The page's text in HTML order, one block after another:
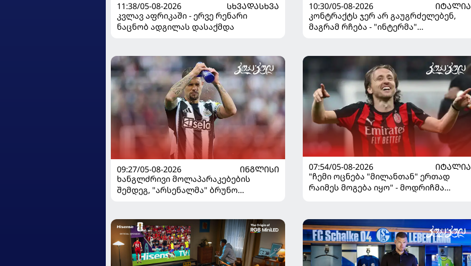
11:38/05-08-2026
ᲡᲮᲕᲐᲓᲐᲡᲮᲕᲐ
კვლავ აფრიკაში - ერვე რენარი
ნაცნობ ადგილას დასაქმდა
10:30/05-08-2026
ᲘᲢᲐᲚᲘᲐ
კონტრაქტს ჯერ არ გაუგრძელებენ,
მაგრამ რჩება - "ინტერმა"
09:27/05-08-2026
ᲘᲜᲒᲚᲘᲡᲘ
ხანგლძრივი მოლაპარაკებების
შემდეგ, "არსენალმა" ბრუნო
07:54/05-08-2026
ᲘᲢᲐᲚᲘᲐ
"ჩემი ოცნება "მილანთან" ერთად
რაიმეს მოგება იყო" - მოდრიჩმა